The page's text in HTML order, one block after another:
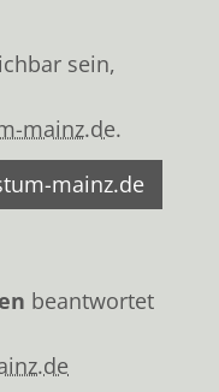
sein,
mainz.de.
mainz.de
beantwortet